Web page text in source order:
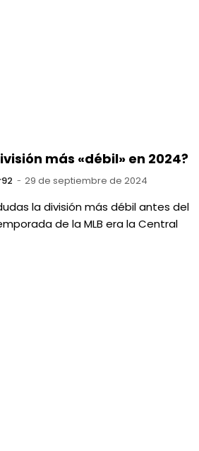
más «débil» en 2024?
29 de septiembre de 2024
la división más débil antes del
de la MLB era la Central